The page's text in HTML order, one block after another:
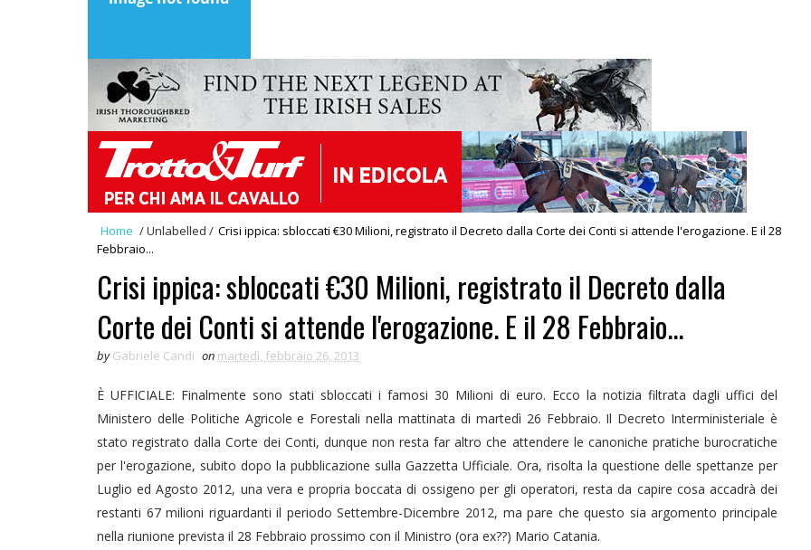
Home /Unlabelled / Crisi ippica: sbloccati €30 Milioni, registrato il Decreto dalla Corte dei Conti si attende l'erogazione. E il 28
Febbraio...
Crisi ippica: sbloccati €30 Milioni, registrato il Decreto dalla
Corte dei Conti si attende l'erogazione. E il 28 Febbraio...
by Gabriele Candi on martedì, febbraio 26, 2013
È UFFICIALE: Finalmente sono stati sbloccati i famosi 30 Milioni di euro. Ecco la notizia filtrata dagli uffici del
Ministero delle Politiche Agricole e Forestali nella mattinata di martedì 26 Febbraio. Il Decreto Interministeriale è
stato registrato dalla Corte dei Conti, dunque non resta far altro che attendere le canoniche pratiche burocratiche
per l'erogazione, subito dopo la pubblicazione sulla Gazzetta Ufficiale. Ora, risolta la questione delle spettanze per
Luglio ed Agosto 2012, una vera e propria boccata di ossigeno per gli operatori, resta da capire cosa accadrà dei
restanti 67 milioni riguardanti il periodo Settembre-Dicembre 2012, ma pare che questo sia argomento principale
nella riunione prevista il 28 Febbraio prossimo con il Ministro (ora ex??) Mario Catania.